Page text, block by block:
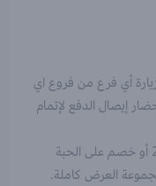
أي فرع من فروع اي
إحضار إيصال الدفع لإتمام
في حالة إرجاع عروض 1+1 أو 2+1 أو 1+2 أو خصم على الحبة
العرض كاملة.